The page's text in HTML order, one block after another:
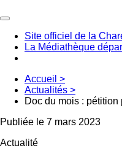
Site officiel de la
La Médiathèque
Accueil >
Actualités >
Doc du mois :
Publiée le 7 mars 2023
Actualité